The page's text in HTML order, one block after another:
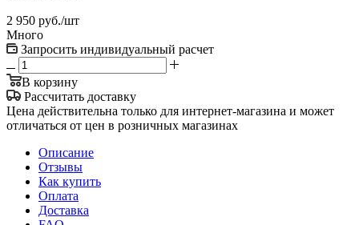
2 950 руб./шт
Много
Запросить индивидуальный расчет
В корзину
Рассчитать доставку
Цена действительна только для интернет-магазина и может
отличаться от цен в розничных магазинах
Описание
Отзывы
Как купить
Оплата
Доставка